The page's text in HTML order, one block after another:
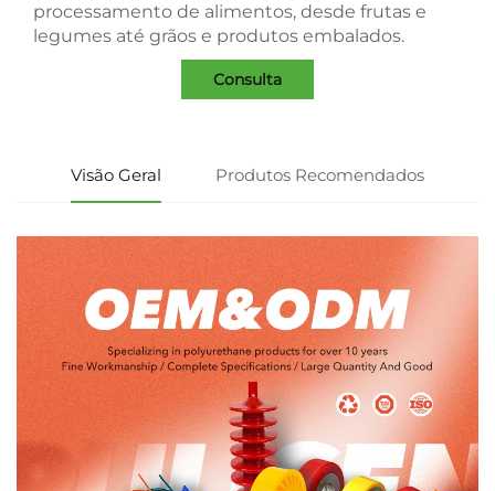
processamento de alimentos, desde frutas e
legumes até grãos e produtos embalados.
Consulta
Visão Geral Produtos Recomendados